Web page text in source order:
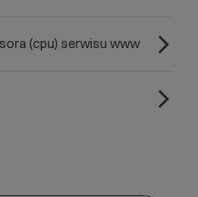
(cpu) serwisu www